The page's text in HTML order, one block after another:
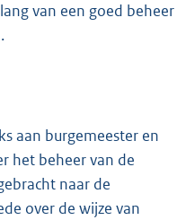
van een goed beheer
aan burgemeester en
het beheer van de
naar de
over de wijze van